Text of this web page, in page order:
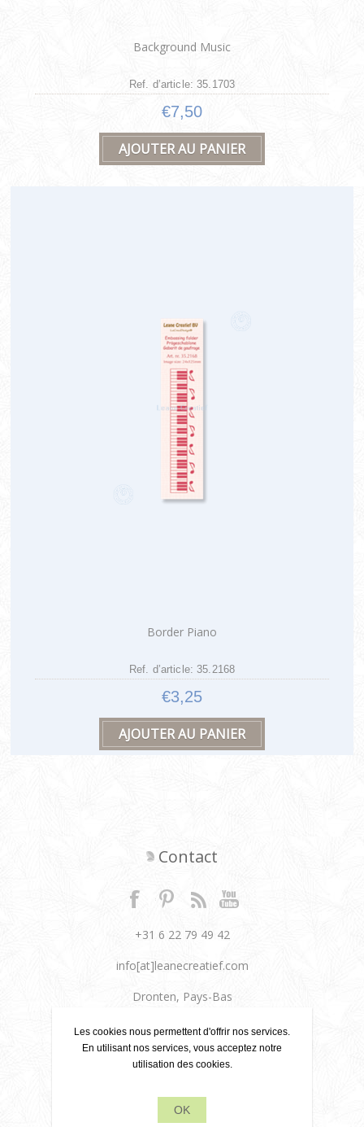
Background Music
Ref. d’article: 35.1703
€7,50
Border Piano
Ref. d’article: 35.2168
€3,25
Contact
+31 6 22 79 49 42
info[at]leanecreatief.com
Dronten, Pays-Bas
Leane Creatief
Politique de confidentialité
À propos de nous
Les cookies nous permettent d'offrir nos services.
En utilisant nos services, vous acceptez notre
utilisation des cookies.
OK